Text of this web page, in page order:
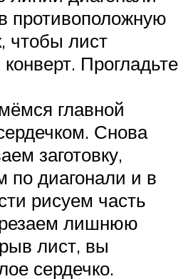
противоположную
чтобы лист
Прогладьте
главной
Снова
заготовку,
по диагонали и в
рисуем часть
лишнюю
лист, вы
сердечко.